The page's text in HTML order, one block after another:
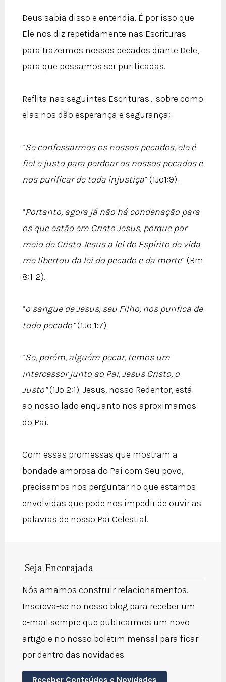
Deus sabia disso e entendia. É por isso que
Ele nos diz repetidamente nas Escrituras
para trazermos nossos pecados diante Dele,
para que possamos ser purificadas.
Reflita nas seguintes Escrituras… sobre como
elas nos dão esperança e segurança:
“Se confessarmos os nossos pecados, ele é
fiel e justo para perdoar os nossos pecados e
nos purificar de toda injustiça” (1Jo1:9).
“Portanto, agora já não há condenação para
os que estão em Cristo Jesus, porque por
meio de Cristo Jesus a lei do Espírito de vida
me libertou da lei do pecado e da morte” (Rm
8:1-2).
“o sangue de Jesus, seu Filho, nos purifica de
todo pecado”(1Jo 1:7).
“Se, porém, alguém pecar, temos um
intercessor junto ao Pai, Jesus Cristo, o
Justo”(1Jo 2:1). Jesus, nosso Redentor, está
ao nosso lado enquanto nos aproximamos
do Pai.
Com essas promessas que mostram a
bondade amorosa do Pai com Seu povo,
precisamos nos perguntar no que estamos
envolvidas que pode nos impedir de ouvir as
palavras de nosso Pai Celestial.
Seja Encorajada
Nós amamos construir relacionamentos.
Inscreva-se no nosso blog para receber um
e-mail sempre que publicarmos um novo
artigo e no nosso boletim mensal para ficar
por dentro das novidades.
Receber Conteúdos e Novidades